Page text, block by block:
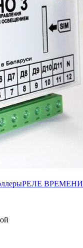
РЕЛЕ ВРЕМЕНИ